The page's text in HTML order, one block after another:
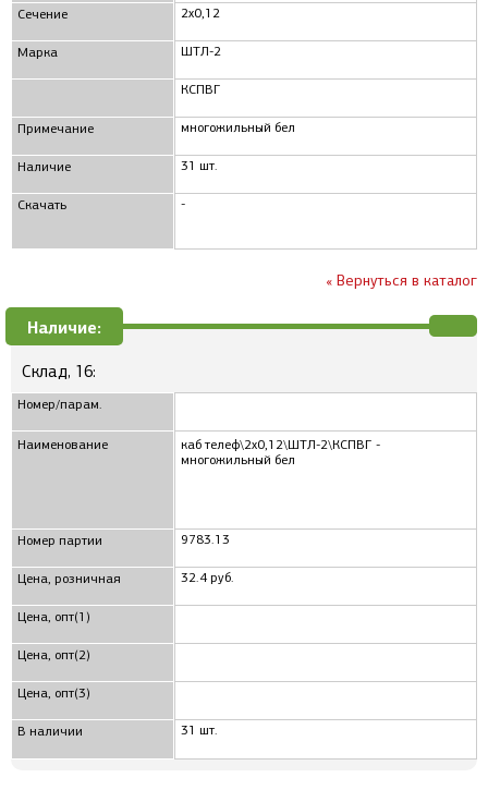
Сечение
Марка
Примечание
Наличие
Скачать
2x0,12
ШТЛ-2
КСПВГ
многожильный бел
31 шт.
-
« Вернуться в каталог
Наличие:
Склад, 16:
Номер/парам.
Наименование
Номер партии
Цена, розничная
Цена, опт(1)
Цена, опт(2)
Цена, опт(3)
В наличии
каб телеф\2x0,12\ШТЛ-2\КСПВГ -
многожильный бел
9783.13
32.4 руб.
31 шт.